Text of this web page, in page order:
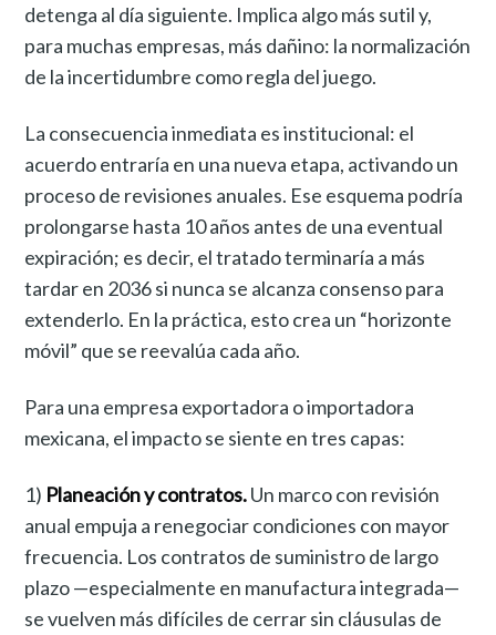
detenga al día siguiente. Implica algo más sutil y,
para muchas empresas, más dañino: la normalización
de la incertidumbre como regla del juego.
La consecuencia inmediata es institucional: el
acuerdo entraría en una nueva etapa, activando un
proceso de revisiones anuales. Ese esquema podría
prolongarse hasta 10 años antes de una eventual
expiración; es decir, el tratado terminaría a más
tardar en 2036 si nunca se alcanza consenso para
extenderlo. En la práctica, esto crea un “horizonte
móvil” que se reevalúa cada año.
Para una empresa exportadora o importadora
mexicana, el impacto se siente en tres capas:
1) Planeación y contratos.Un marco con revisión
anual empuja a renegociar condiciones con mayor
frecuencia. Los contratos de suministro de largo
plazo —especialmente en manufactura integrada—
se vuelven más difíciles de cerrar sin cláusulas de